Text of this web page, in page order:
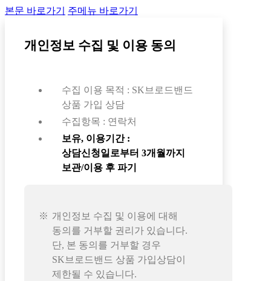
본문 바로가기 주메뉴 바로가기
개인정보 수집 및 이용 동의
수집 이용 목적 : SK브로드밴드
상품 가입 상담
수집항목 : 연락처
보유, 이용기간 :
상담신청일로부터 3개월까지
보관/이용 후 파기
개인정보 수집 및 이용에 대해
동의를 거부할 권리가 있습니다.
단, 본 동의를 거부할 경우
SK브로드밴드 상품 가입상담이
제한될 수 있습니다.